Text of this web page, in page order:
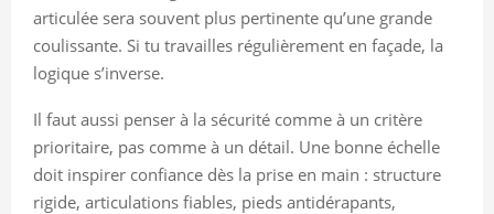
articulée sera souvent plus pertinente qu’une grande
coulissante. Si tu travailles régulièrement en façade, la
logique s’inverse.
Il faut aussi penser à la sécurité comme à un critère
prioritaire, pas comme à un détail. Une bonne échelle
doit inspirer confiance dès la prise en main : structure
rigide, articulations fiables, pieds antidérapants,